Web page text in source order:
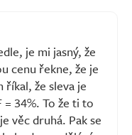
je mi jasný, že
cenu řekne, že je
říkal, že sleva je
= 34%. To že ti to
věc druhá. Pak se